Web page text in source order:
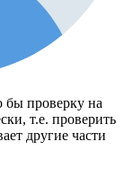
бы проверку на
т.е. проверить
другие части